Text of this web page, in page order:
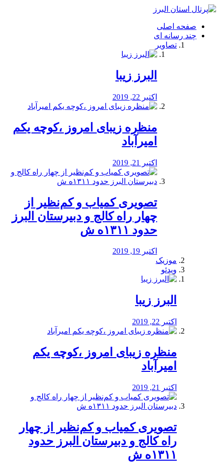
فصد
شرق
تهران
خشکشویی
صفحه اصلی
چند رسانه ای
تصاویر
البرز زیبا
اکتبر 22, 2019
منظره‌‌ زیبای امروز ،کوچه یکم
امیرآباد
اکتبر 21, 2019
️تصویری کمیاب و کم‌نظیر از
چهار راه كالج و دبيرستان البرز
حدود ۱۳۱۱ه ش
اکتبر 19, 2019
موزیک
ویدئو
البرز زیبا
اکتبر 22, 2019
منظره‌‌ زیبای امروز ،کوچه یکم
امیرآباد
اکتبر 21, 2019
️تصویری کمیاب و کم‌نظیر از چهار
راه كالج و دبيرستان البرز حدود
۱۳۱۱ه ش